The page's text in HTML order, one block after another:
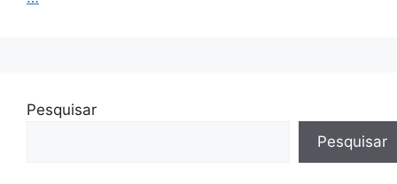
Pesquisar
Pesquisar